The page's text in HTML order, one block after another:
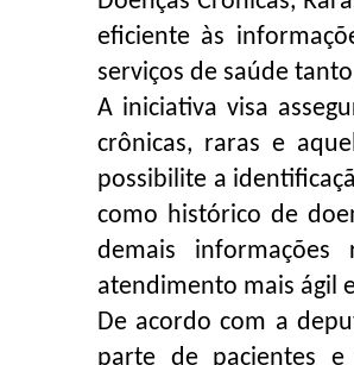
eficiente às
serviços de saúde
A iniciativa visa
crônicas, raras e
possibilite a
como histórico de
demais
atendimento mais ágil
De acordo com a
parte de pacientes